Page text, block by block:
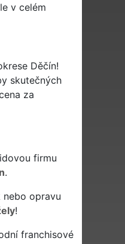
v celém
Děčín!
skutečných
za
firmu
.
opravu
!
franchisové